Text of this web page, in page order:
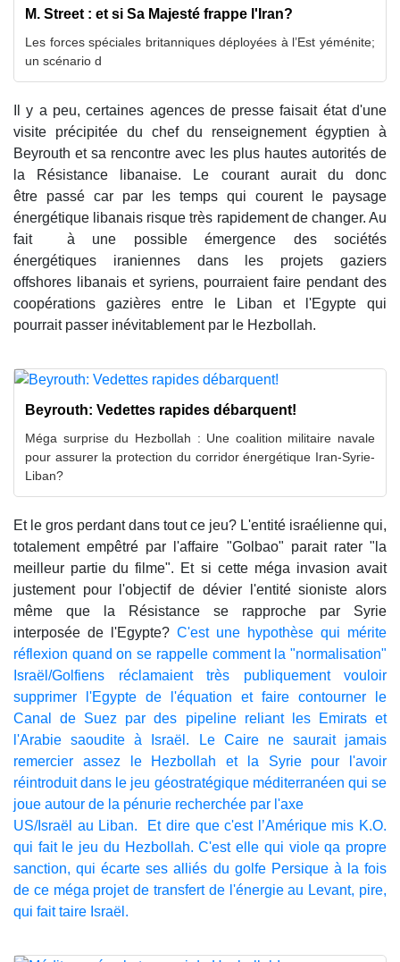
M. Street : et si Sa Majesté frappe l'Iran?
Les forces spéciales britanniques déployées à l’Est yéménite;
un scénario d
Il y a peu, certaines agences de presse faisait état d'une
visite précipitée du chef du renseignement égyptien à
Beyrouth et sa rencontre avec les plus hautes autorités de
la Résistance libanaise. Le courant aurait du donc
être passé car par les temps qui courent le paysage
énergétique libanais risque très rapidement de changer. Au
fait à une possible émergence des sociétés
énergétiques iraniennes dans les projets gaziers
offshores libanais et syriens, pourraient faire pendant des
coopérations gazières entre le Liban et l'Egypte qui
pourrait passer inévitablement par le Hezbollah.
Beyrouth: Vedettes rapides débarquent!
Méga surprise du Hezbollah : Une coalition militaire navale
pour assurer la protection du corridor énergétique Iran-Syrie-
Liban?
Et le gros perdant dans tout ce jeu? L'entité israélienne qui,
totalement empêtré par l'affaire "Golbao" parait rater "la
meilleur partie du filme". Et si cette méga invasion avait
justement pour l'objectif de dévier l'entité sioniste alors
même que la Résistance se rapproche par Syrie
interposée de l'Egypte? C'est une hypothèse qui mérite
réflexion quand on se rappelle comment la "normalisation"
Israël/Golfiens réclamaient très publiquement vouloir
supprimer l'Egypte de l'équation et faire contourner le
Canal de Suez par des pipeline reliant les Emirats et
l'Arabie saoudite à Israël. Le Caire ne saurait jamais
remercier assez le Hezbollah et la Syrie pour l'avoir
réintroduit dans le jeu géostratégique méditerranéen qui se
joue autour de la pénurie recherchée par l'axe
US/Israël au Liban. Et dire que c'est l’Amérique mis K.O.
qui fait le jeu du Hezbollah. C'est elle qui viole qa propre
sanction, qui écarte ses alliés du golfe Persique à la fois
de ce méga projet de transfert de l'énergie au Levant, pire,
qui fait taire Israël.